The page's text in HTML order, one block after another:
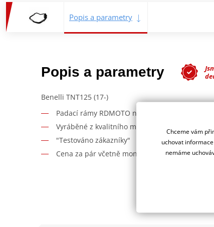
Popis a parametry
Popis a parametry
Benelli TNT125 (17-)
Padací rámy RDMOTO nabízí maximální
Vyráběné z kvalitního materiálu.
"Testováno zákazníky"
Cena za pár včetně montážní sady.
Chceme vám
uchovat
nemáme